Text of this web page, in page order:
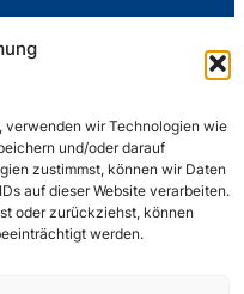
verwenden wir Technologien wie
und/oder darauf
zustimmst, können wir Daten
auf dieser Website verarbeiten.
oder zurückziehst, können
werden.
1900 e. V.